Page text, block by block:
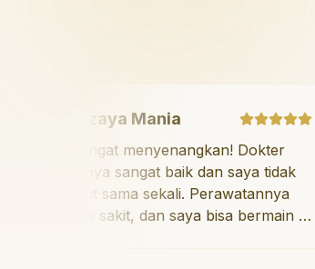
Mazaya Mania
"Sangat menyenangkan!
giginya sangat baik dan
takut sama sekali.
tidak sakit, dan saya bisa